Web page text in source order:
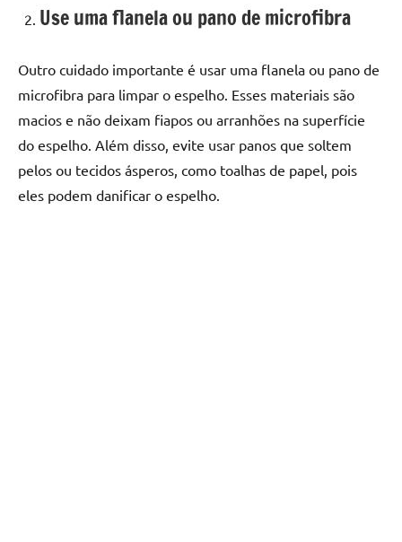
Use uma flanela ou pano de microfibra
Outro cuidado importante é usar uma flanela ou pano de
microfibra para limpar o espelho. Esses materiais são
macios e não deixam fiapos ou arranhões na superfície
do espelho. Além disso, evite usar panos que soltem
pelos ou tecidos ásperos, como toalhas de papel, pois
eles podem danificar o espelho.